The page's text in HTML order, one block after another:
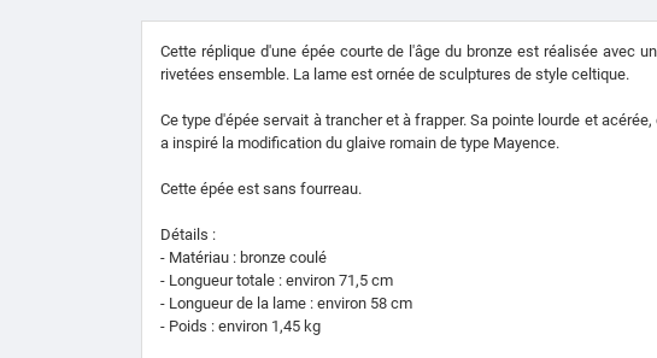
Cette réplique d'une épée courte de l'âge du bronze est réalisée avec
rivetées ensemble. La lame est ornée de sculptures de style celtique.
Ce type d'épée servait à trancher et à frapper. Sa pointe lourde et
a inspiré la modification du glaive romain de type Mayence.
Cette épée est sans fourreau.
Détails :
- Matériau : bronze coulé
- Longueur totale : environ 71,5 cm
- Longueur de la lame : environ 58 cm
- Poids : environ 1,45 kg